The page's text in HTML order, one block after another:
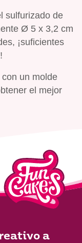
sulfurizado de
Ø 5 x 3,2 cm
¡suficientes
un molde
el mejor
a